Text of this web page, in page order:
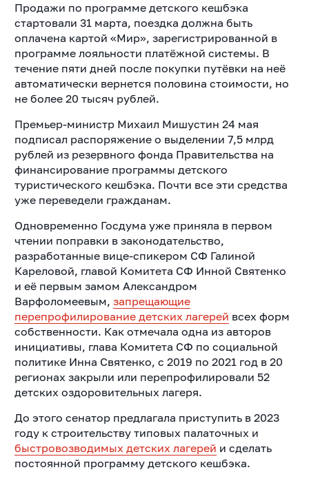
Продажи по программе детского кешбэка
стартовали 31 марта, поездка должна быть
оплачена картой «Мир», зарегистрированной в
программе лояльности платёжной системы. В
течение пяти дней после покупки путёвки на неё
автоматически вернется половина стоимости, но
не более 20 тысяч рублей.
Премьер-министр Михаил Мишустин 24 мая
подписал распоряжение о выделении 7,5 млрд
рублей из резервного фонда Правительства на
финансирование программы детского
туристического кешбэка. Почти все эти средства
уже переведели гражданам.
Одновременно Госдума уже приняла в первом
чтении поправки в законодательство,
разработанные вице-спикером СФ Галиной
Кареловой, главой Комитета СФ Инной Святенко
и её первым замом Александром
Варфоломеевым, запрещающие
перепрофилирование детских лагерей всех форм
собственности. Как отмечала одна из авторов
инициативы, глава Комитета СФ по социальной
политике Инна Святенко, с 2019 по 2021 год в 20
регионах закрыли или перепрофилировали 52
детских оздоровительных лагеря.
До этого сенатор предлагала приступить в 2023
году к строительству типовых палаточных и
быстровозводимых детских лагерей и сделать
постоянной программу детского кешбэка.